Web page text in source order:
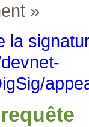
»
la